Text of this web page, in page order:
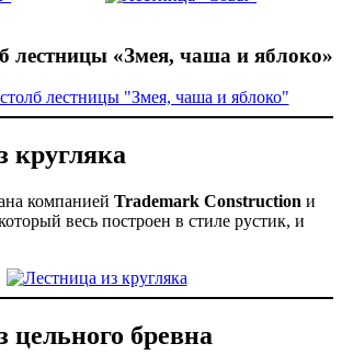
лестницы «Змея, чаша и яблоко»
кругляка
компанией Trademark Construction и
весь построен в стиле рустик, и
цельного бревна